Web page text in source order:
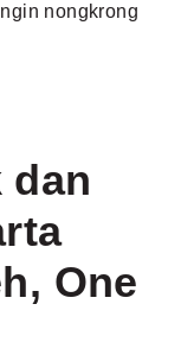
nongkrong
dan
One